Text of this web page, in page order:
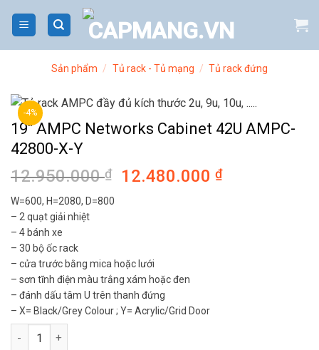
Sản phẩm / Tủ rack - Tủ mạng / Tủ rack đứng
-4%
19″ AMPC Networks Cabinet 42U AMPC-
42800-X-Y
12.950.000₫
Giá
12.480.000₫Giá
W=600, H=2080, D=800
– 2 quạt giải nhiệt
– 4 bánh xe
– 30 bộ ốc rack
– cửa trước bằng mica hoặc lưới
– sơn tĩnh điện màu trắng xám hoặc đen
– đánh dấu tâm U trên thanh đứng
– X= Black/Grey Colour ; Y= Acrylic/Grid Door
19" AMPC Networks Cabinet 42U AMPC-42800-X-Y số lượng